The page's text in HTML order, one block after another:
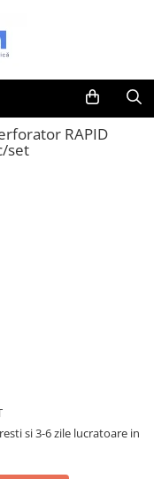
RAPID
set
si 3-6 zile lucratoare in